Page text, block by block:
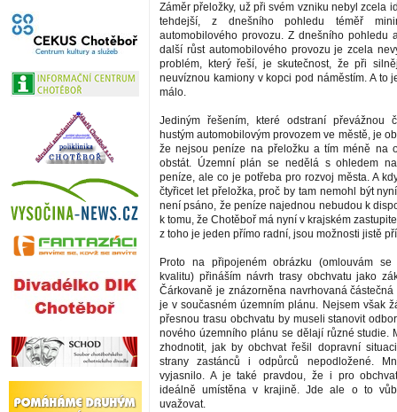
Záměr přeložky, už při svém vzniku nebyl zcela
tehdejší, z dnešního pohledu téměř
automobilového provozu. Z dnešního pohledu
další růst automobilového provozu je zcela
problém, který řeší, je skutečnost, že při
neuvíznou kamiony v kopci pod náměstím. A to
málo.
Jediným řešením, které odstraní převážnou
hustým automobilovým provozem ve městě, je
že nejsou peníze na přeložku a tím méně na
obstát. Územní plán se nedělá s ohledem
peníze, ale co je potřeba pro rozvoj města. A
čtyřicet let přeložka, proč by tam nemohl být
není psáno, že peníze najednou nebudou k
k tomu, že Chotěboř má nyní v krajském
z toho je jeden přímo radní, jsou možnosti jistě
Proto na připojeném obrázku (omlouvám
kvalitu) přináším návrh trasy obchvatu jako
Čárkovaně je znázorněna navrhovaná
je v současném územním plánu. Nejsem však
přesnou trasu obchvatu by museli stanovit
nového územního plánu se dělají různé studie.
zhodnotit, jak by obchvat řešil dopravní
strany zastánců i odpůrců nepodložené.
vyjasnilo. A je také pravdou, že i pro
ideálně umístěna v krajině. Jde ale o to
uvažovat.